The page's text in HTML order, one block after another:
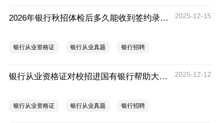
2026年银行秋招体检后多久能收到签约录用通知？ 2025-12-15
银行从业资格证 银行从业真题 银行招聘
银行从业资格证对校招进国有银行帮助大吗？ 2025-12-12
银行从业资格证 银行从业真题 银行招聘